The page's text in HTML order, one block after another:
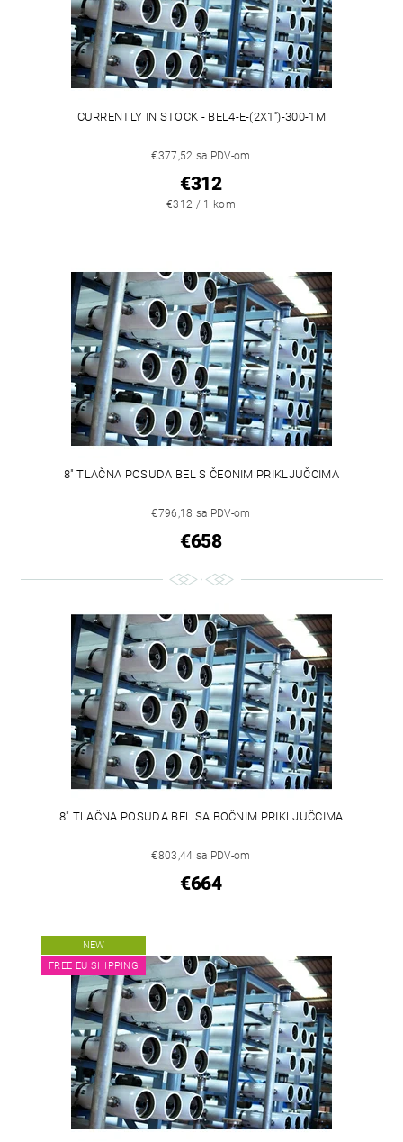
CURRENTLY IN STOCK - BEL4-E-(2X1'')-300-1M
€377,52 sa PDV-om
€312
€312 / 1 kom
8" TLAČNA POSUDA BEL S ČEONIM PRIKLJUČCIMA
€796,18 sa PDV-om
€658
8" TLAČNA POSUDA BEL SA BOČNIM PRIKLJUČCIMA
€803,44 sa PDV-om
€664
NEW
FREE EU SHIPPING